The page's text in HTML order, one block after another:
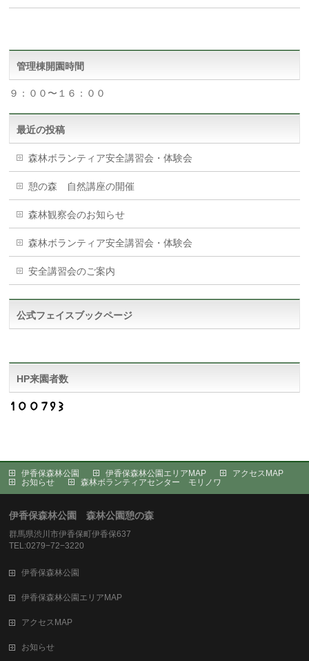
管理棟開園時間
９：００〜１６：００
最近の投稿
森林ボランティア安全講習会・体験会
憩の森 自然講座の開催
森林観察会のお知らせ
森林ボランティア安全講習会・体験会
安全講習会のご案内
公式フェイスブックページ
HP来園者数
伊香保森林公園 伊香保森林公園エリアMAP
アクセスMAP
お知らせ
森林ボランティアセンター モリノワ
伊香保森林公園 森林公園憩の森
群馬県渋川市伊香保町伊香保637
TEL:0279−72−3220
伊香保森林公園
伊香保森林公園エリアMAP
アクセスMAP
お知らせ